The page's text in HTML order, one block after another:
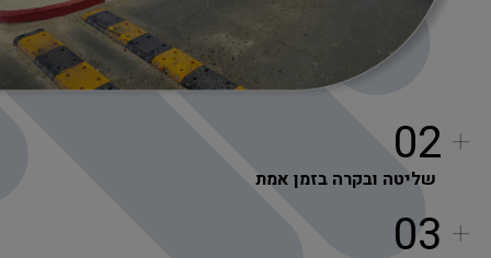
02
שליטה ובקרה בזמן אמת
03